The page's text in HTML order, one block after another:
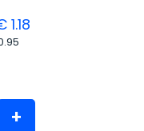
1.18
+